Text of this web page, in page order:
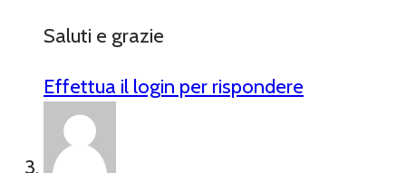
Saluti e grazie
Effettua il login per rispondere